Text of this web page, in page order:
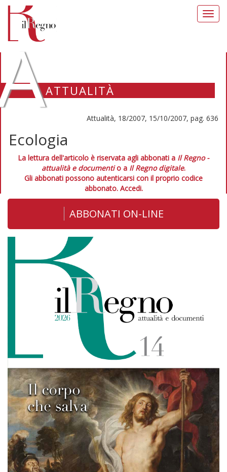
ATTUALITÀ
Attualità, 18/2007, 15/10/2007, pag. 636
Ecologia
La lettura dell'articolo è riservata agli abbonati a Il Regno -
attualità e documentio a Il Regno digitale.
Gli abbonati possono autenticarsi con il proprio codice
abbonato. Accedi.
ABBONATI ON-LINE